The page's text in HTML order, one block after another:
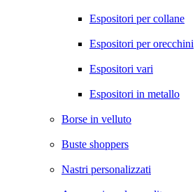
Espositori per collane
Espositori per orecchini
Espositori vari
Espositori in metallo
Borse in velluto
Buste shoppers
Nastri personalizzati